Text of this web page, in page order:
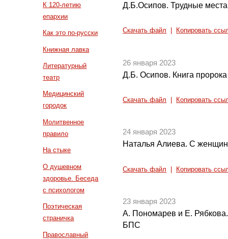
К 120-летию
епархии
Как это по-русски
Книжная лавка
Литературный
театр
Медицинский
городок
Молитвенное
правило
На стыке
О душевном
здоровье. Беседа
с психологом
Поэтическая
страничка
Православный
Д.Б.Осипов. Трудные
Скачать файл Копировать
26 января 2023
Д.Б. Осипов. Книга
Скачать файл Копировать
24 января 2023
Наталья Алиева. С женщин
Скачать файл Копировать
23 января 2023
А. Пономарев и Е.
БПС